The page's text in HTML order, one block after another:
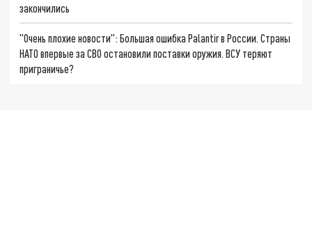
закончились
"Очень плохие новости": Большая ошибка Palantir в России. Страны
НАТО впервые за СВО остановили поставки оружия. ВСУ теряют
приграничье?